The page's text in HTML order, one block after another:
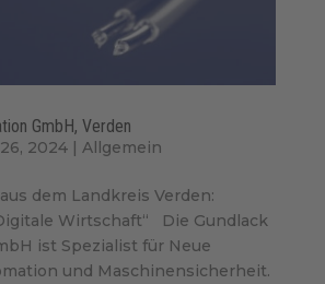
GmbH, Verden
2024| Allgemein
dem Landkreis Verden:
Wirtschaft“ Die Gundlack
ist Spezialist für Neue
und Maschinensicherheit.